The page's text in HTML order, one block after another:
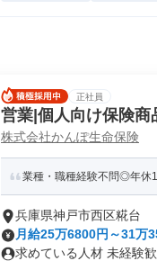
正社員
営業|個人向け保険
株式会社かんぽ生命保険
業種・職種経験不問◎年休
兵庫県神戸市西区糀台
月給25万6800円～31万
求めている人材 未経験